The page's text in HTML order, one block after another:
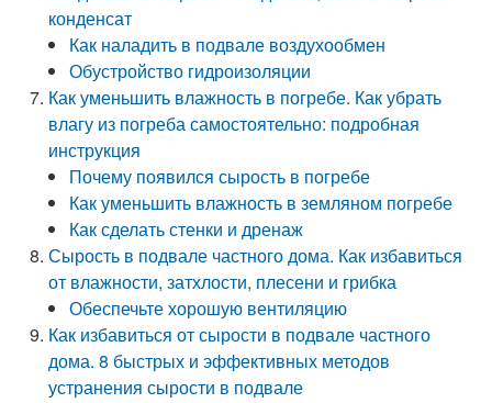
конденсат
Как наладить в подвале воздухообмен
Обустройство гидроизоляции
Как уменьшить влажность в погребе. Как убрать
влагу из погреба самостоятельно: подробная
инструкция
Почему появился сырость в погребе
Как уменьшить влажность в земляном погребе
Как сделать стенки и дренаж
Сырость в подвале частного дома. Как избавиться
от влажности, затхлости, плесени и грибка
Обеспечьте хорошую вентиляцию
Как избавиться от сырости в подвале частного
дома. 8 быстрых и эффективных методов
устранения сырости в подвале